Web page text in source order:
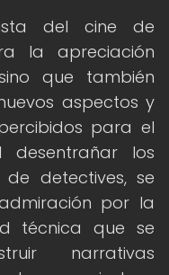
del cine de
la apreciación
que también
aspectos y
para el
desentrañar los
detectives, se
por la
técnica que se
narrativas